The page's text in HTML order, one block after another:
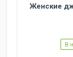
Женские
В